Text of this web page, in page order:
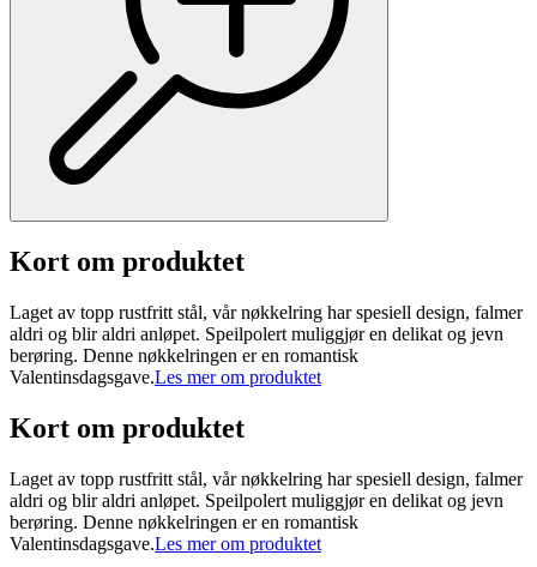
Kort om produktet
Laget av topp rustfritt stål, vår nøkkelring har spesiell design, falmer
aldri og blir aldri anløpet. Speilpolert muliggjør en delikat og jevn
berøring. Denne nøkkelringen er en romantisk
Valentinsdagsgave.Les mer om produktet
Kort om produktet
Laget av topp rustfritt stål, vår nøkkelring har spesiell design, falmer
aldri og blir aldri anløpet. Speilpolert muliggjør en delikat og jevn
berøring. Denne nøkkelringen er en romantisk
Valentinsdagsgave.Les mer om produktet